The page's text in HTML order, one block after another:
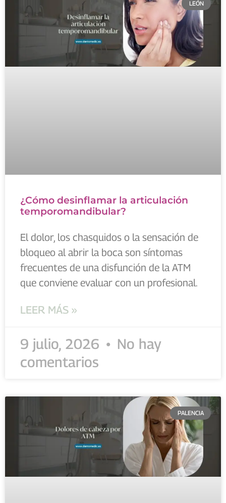
LEÓN
¿Cómo desinflamar la articulación
temporomandibular?
El dolor, los chasquidos o la sensación de
bloqueo al abrir la boca son síntomas
frecuentes de una disfunción de la ATM
que conviene evaluar con un profesional.
LEER MÁS »
9 julio, 2026
No hay
comentarios
PALENCIA